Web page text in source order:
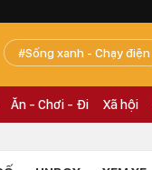
Sống xanh - Chạy điện
Ăn - Chơi - Đi Xã hội